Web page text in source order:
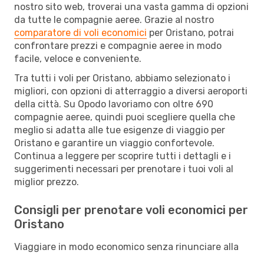
nostro sito web, troverai una vasta gamma di opzioni
da tutte le compagnie aeree. Grazie al nostro
comparatore di voli economici per Oristano, potrai
confrontare prezzi e compagnie aeree in modo
facile, veloce e conveniente.
Tra tutti i voli per Oristano, abbiamo selezionato i
migliori, con opzioni di atterraggio a diversi aeroporti
della città. Su Opodo lavoriamo con oltre 690
compagnie aeree, quindi puoi scegliere quella che
meglio si adatta alle tue esigenze di viaggio per
Oristano e garantire un viaggio confortevole.
Continua a leggere per scoprire tutti i dettagli e i
suggerimenti necessari per prenotare i tuoi voli al
miglior prezzo.
Consigli per prenotare voli economici per
Oristano
Viaggiare in modo economico senza rinunciare alla